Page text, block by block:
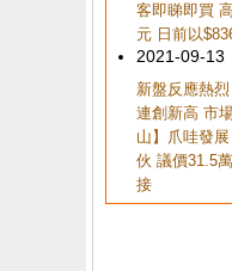
客即睇即買
元 日前以
2021-09-13
新盤反應熱
連創新高 市
山】爪哇發
伙 議價31.5
接